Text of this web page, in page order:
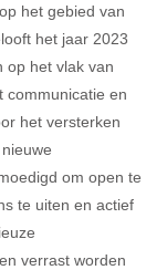
het gebied van
het jaar 2023
op het vlak van
communicatie en
het versterken
om open te
te uiten en actief
verrast worden